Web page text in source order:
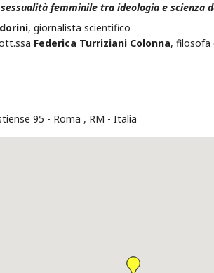
femminile tra ideologia e scienza
, giornalista scientifico
Federica Turriziani Colonna, filosofa
95 Roma , RM Italia